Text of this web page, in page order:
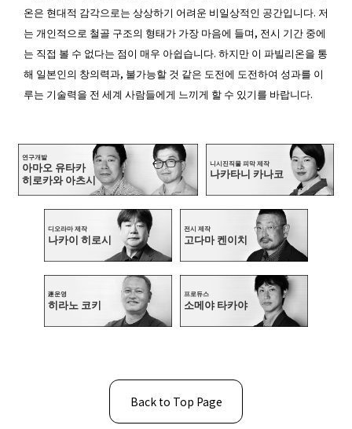
온은 현대적 감각으로는 상상하기 어려운 비일상적인 공간입니다. 저
는 개인적으로 철골 구조의 형태가 가장 마음에 들며, 전시 기간 중에
는 직접 볼 수 없다는 점이 매우 아쉽습니다. 하지만 이 파빌리온을 통
해 일본인의 창의력과, 불가능할 것 같은 도전에 도전하여 성과를 이
루는 기술력을 전 세계 사람들에게 느끼게 할 수 있기를 바랍니다.
연구개발
아마오 유타카
히로카와 아츠시
니시진직물 피막 제작
나카타니 카나코
디오라마 제작
나카이 히로시
전시 제작
고다마 켄이치
運운영
히라노 코키
프로듀스
소메야 타카야
Back to Top Page